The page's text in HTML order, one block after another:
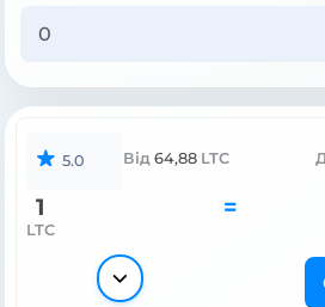
5.0 Від 64,88 LTC
1
LTC
=